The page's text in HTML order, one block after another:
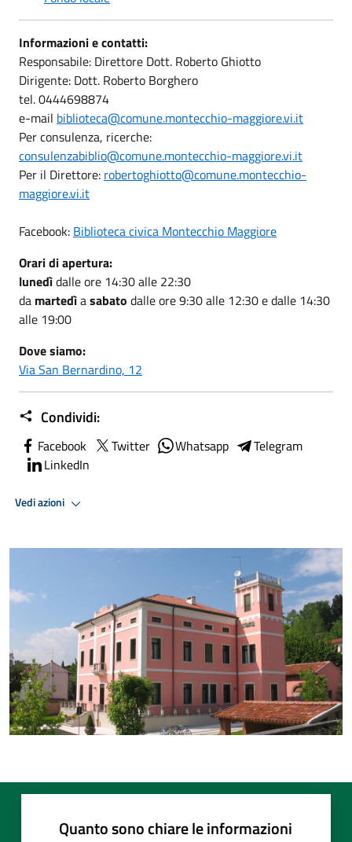
Informazioni e contatti:
Responsabile: Direttore Dott. Roberto Ghiotto
Dirigente: Dott. Roberto Borghero
tel. 0444698874
e-mail biblioteca@comune.montecchio-maggiore.vi.it
Per consulenza, ricerche:
consulenzabiblio@comune.montecchio-maggiore.vi.it
Per il Direttore: robertoghiotto@comune.montecchio-
maggiore.vi.it
Facebook: Biblioteca civica Montecchio Maggiore
Orari di apertura:
lunedìdalle ore 14:30 alle 22:30
da martedìasabato dalle ore 9:30 alle 12:30 e dalle 14:30
alle 19:00
Dove siamo:
Via San Bernardino, 12
Condividi:
Facebook Twitter Whatsapp
Telegram
LinkedIn
Vedi azioni
Quanto sono chiare le informazioni